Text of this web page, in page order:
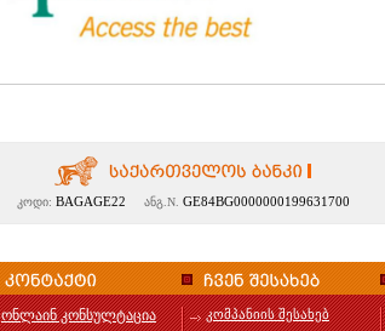
კოდი: BAGAGE22 ანგ.N. GE84BG0000000199631700
ონლაინ კონსულტაცია კომპანიის შესახებ